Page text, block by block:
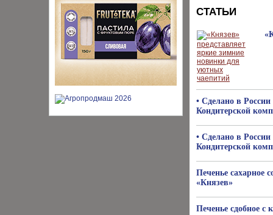
СТАТЬИ
• Сделано в России
Кондитерской
• Сделано в России
Кондитерской
Печенье сахарное
«Князев»
Печенье сдобное с